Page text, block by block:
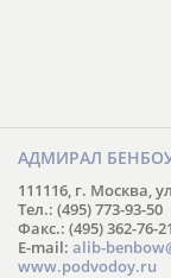
АДМИРАЛ
111116, г. Москва,
Тел.: (495) 773-93-50
Факс.: (495) 362-76-21
E-mail: alib-
www.podvodoy.ru